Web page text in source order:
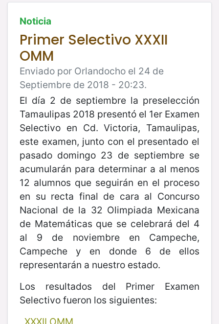
Noticia
Primer Selectivo XXXII
OMM
Enviado por Orlandocho el 24 de
Septiembre de 2018 - 20:23.
El día 2 de septiembre la preselección
Tamaulipas 2018 presentó el 1er Examen
Selectivo en Cd. Victoria, Tamaulipas,
este examen, junto con el presentado el
pasado domingo 23 de septiembre se
acumularán para determinar a al menos
12 alumnos que seguirán en el proceso
en su recta final de cara al Concurso
Nacional de la 32 Olimpiada Mexicana
de Matemáticas que se celebrará del 4
al 9 de noviembre en Campeche,
Campeche y en donde 6 de ellos
representarán a nuestro estado.
Los resultados del Primer Examen
Selectivo fueron los siguientes:
XXXII OMM